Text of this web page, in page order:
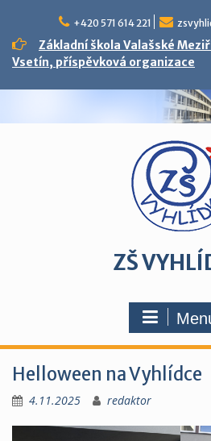
content
+420 571 614 221
Základní škola Valašské
Vsetín, příspěvková organizace
ZŠ
Helloween na Vyhlídce
4.11.2025 redaktor